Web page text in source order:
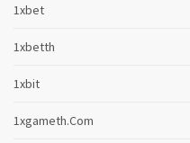
1xbet
1xbetth
1xbit
1xgameth.com